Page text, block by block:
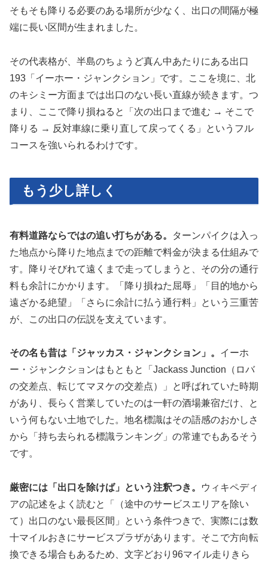
そもそも降りる必要のある場所が少なく、出口の間隔が極
端に長い区間が生まれました。
その代表格が、半島のちょうど真ん中あたりにある出口
193「イーホー・ジャンクション」です。ここを境に、北
のキシミー方面までは出口のない長い直線が続きます。つ
まり、ここで降り損ねると「次の出口まで進む → そこで
降りる → 反対車線に乗り直して戻ってくる」というフル
コースを強いられるわけです。
もう少し詳しく
有料道路ならではの追い打ちがある。
ターンパイクは入っ
た地点から降りた地点までの距離で料金が決まる仕組みで
す。降りそびれて遠くまで走ってしまうと、その分の通行
料も余計にかかります。「降り損ねた屈辱」「目的地から
遠ざかる絶望」「さらに余計に払う通行料」という三重苦
が、この出口の伝説を支えています。
その名も昔は「ジャッカス・ジャンクション」。 イーホ
ー・ジャンクションはもともと「Jackass Junction（ロバ
の交差点、転じてマヌケの交差点）」と呼ばれていた時期
があり、長らく営業していたのは一軒の酒場兼宿だけ、と
いう何もない土地でした。地名標識はその語感のおかしさ
から「持ち去られる標識ランキング」の常連でもあるそう
です。
厳密には「出口を除けば」という注釈つき。
ウィキペディ
アの記述をよく読むと「（途中のサービスエリアを除い
て）出口のない最長区間」という条件つきで、実際には数
十マイルおきにサービスプラザがあります。そこで方向転
換できる場合もあるため、文字どおり96マイル走りきら